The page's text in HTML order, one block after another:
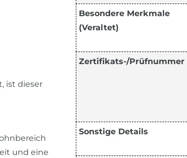
ist dieser
und eine
Besondere Merkmale
(Veraltet)
Zertifikats-/Prüfnummer
Sonstige Details